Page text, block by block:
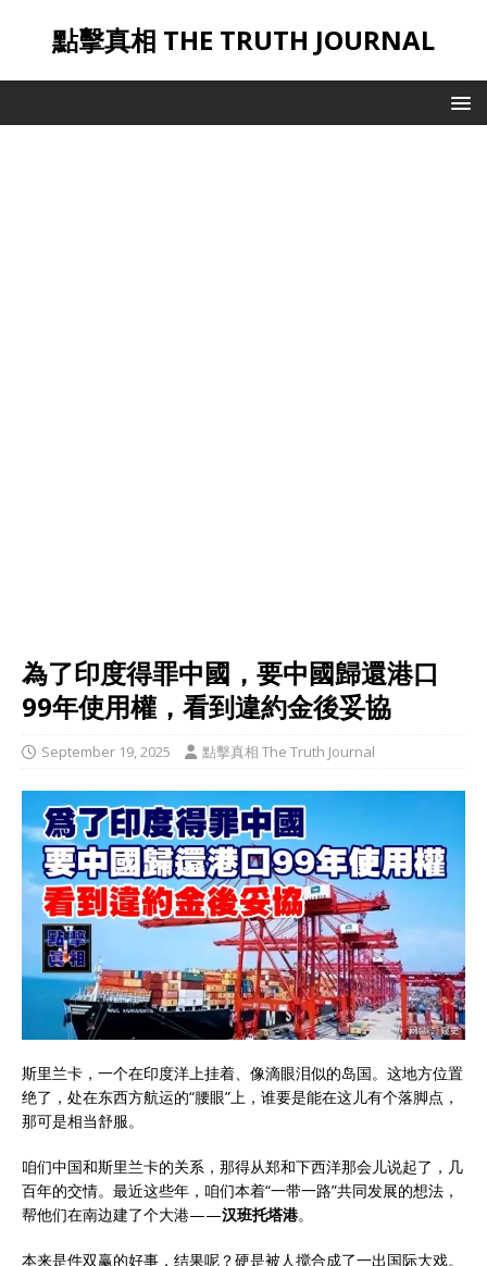
點擊真相 THE TRUTH JOURNAL
為了印度得罪中國，要中國歸還港口
99年使用權，看到違約金後妥協
September 19, 2025 點擊真相 The Truth Journal
斯里兰卡，一个在印度洋上挂着、像滴眼泪似的岛国。这地方位置
绝了，处在东西方航运的“腰眼”上，谁要是能在这儿有个落脚点，
那可是相当舒服。
咱们中国和斯里兰卡的关系，那得从郑和下西洋那会儿说起了，几
百年的交情。最近这些年，咱们本着“一带一路”共同发展的想法，
帮他们在南边建了个大港——汉班托塔港。
本来是件双赢的好事，结果呢？硬是被人搅合成了一出国际大戏。